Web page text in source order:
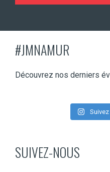
#JMNAMUR
Découvrez nos derniers
SUIVEZ-NOUS